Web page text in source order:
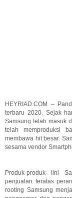
HEYRIAD.COM –
terbaru 2020. Sejak
Samsung telah masuk
telah memproduksi
membawa hit besar.
sesama vendor
Produk-produk lini
penjualan teratas
rooting Samsung